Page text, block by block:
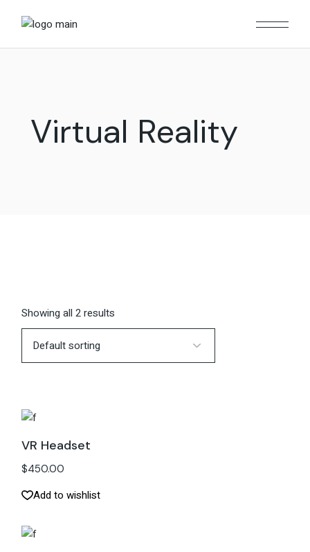
Virtual Reality
Showing all 2 results
VR Headset
$450.00
Add to wishlist